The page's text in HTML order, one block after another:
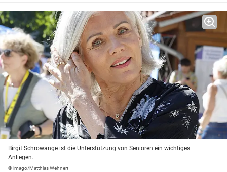
Birgit Schrowange ist die Unterstützung von Senioren ein wichtiges
Anliegen.
© imago/Matthias Wehnert